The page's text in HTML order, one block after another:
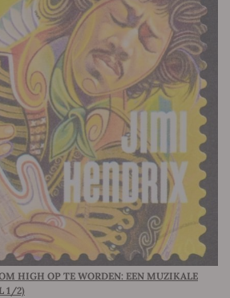
HIGH OP TE WORDEN: EEN MUZIKALE
1/2)